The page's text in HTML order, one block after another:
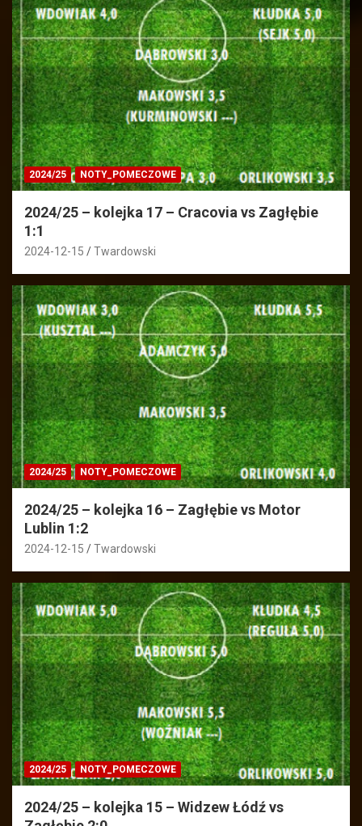
2024/25 NOTY_POMECZOWE
2024/25 – kolejka 17 – Cracovia vs Zagłębie
1:1
2024-12-15 Twardowski
2024/25 NOTY_POMECZOWE
2024/25 – kolejka 16 – Zagłębie vs Motor
Lublin 1:2
2024-12-15 Twardowski
2024/25 NOTY_POMECZOWE
2024/25 – kolejka 15 – Widzew Łódź vs